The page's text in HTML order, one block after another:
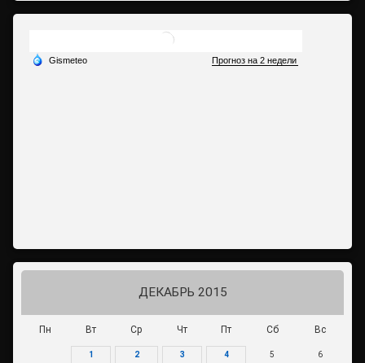
ДЕКАБРЬ 2015
Пн Вт Ср Чт Пт Сб Вс
1 2 3 4 5 6